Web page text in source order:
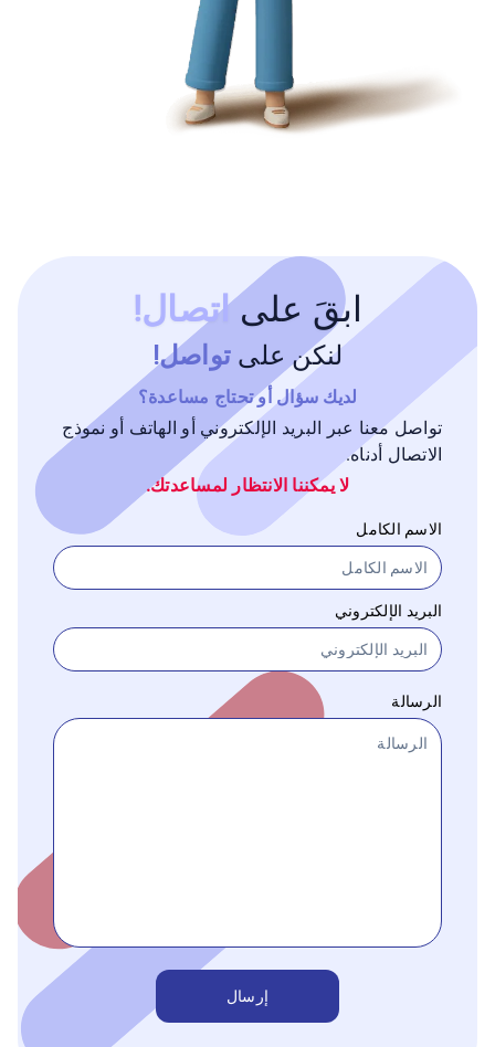
ابقَ على اتصال!
لنكن على تواصل!
لديك سؤال أو تحتاج مساعدة؟
تواصل معنا عبر البريد الإلكتروني أو الهاتف أو نموذج
الاتصال أدناه.
لا يمكننا الانتظار لمساعدتك.
الاسم الكامل
البريد الإلكتروني
الرسالة
إرسال